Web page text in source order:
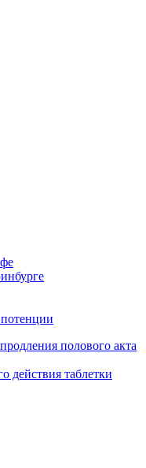
полового акта
действия таблетки